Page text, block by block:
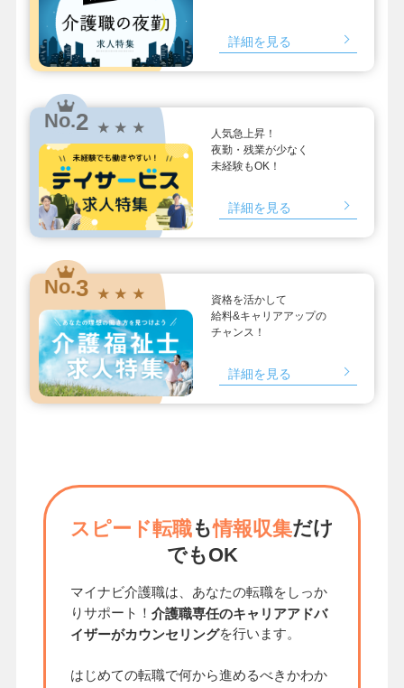
詳細を見る
No.2 ★ ★ ★
人気急上昇！
夜勤・残業が少なく
未経験もOK！
詳細を見る
No.3 ★ ★ ★
資格を活かして
給料&キャリアアップの
チャンス！
詳細を見る
スピード転職も情報収集だけ
でもOK
マイナビ介護職は、あなたの転職をしっか
りサポート！ 介護職専任のキャリアアドバ
イザーがカウンセリングを行います。
はじめての転職で何から進めるべきかわか